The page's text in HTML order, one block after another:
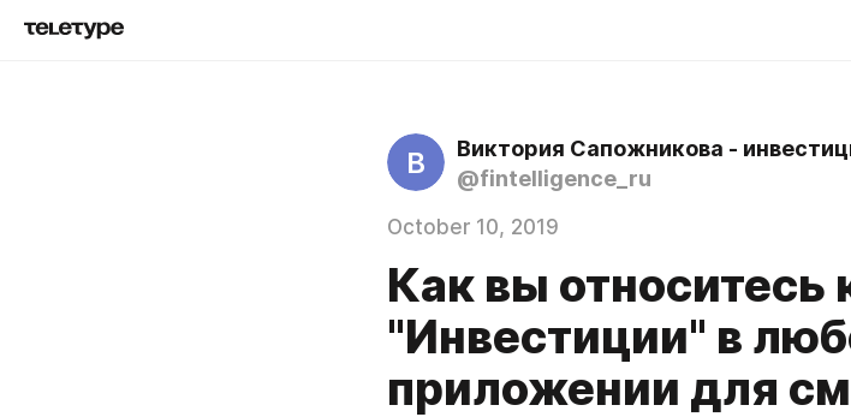
В
Виктория Сапожникова -
@fintelligence_ru
October 10, 2019
Как вы относитесь
"Инвестиции" в
приложении для